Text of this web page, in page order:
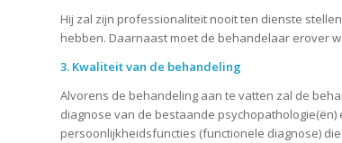
Hij zal zijn professionaliteit nooit ten dienste
hebben. Daarnaast moet de behandelaar erover
3. Kwaliteit van de behandeling
Alvorens de behandeling aan te vatten zal de
diagnose van de bestaande
persoonlijkheidsfuncties (functionele diagnose)